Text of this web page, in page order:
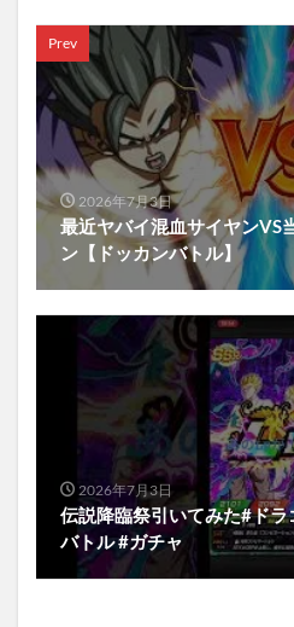
Prev
2026年7月3日
最近ヤバイ混血サイヤンVS
ン【ドッカンバトル】
2026年7月3日
伝説降臨祭引いてみた#ド
バトル #ガチャ